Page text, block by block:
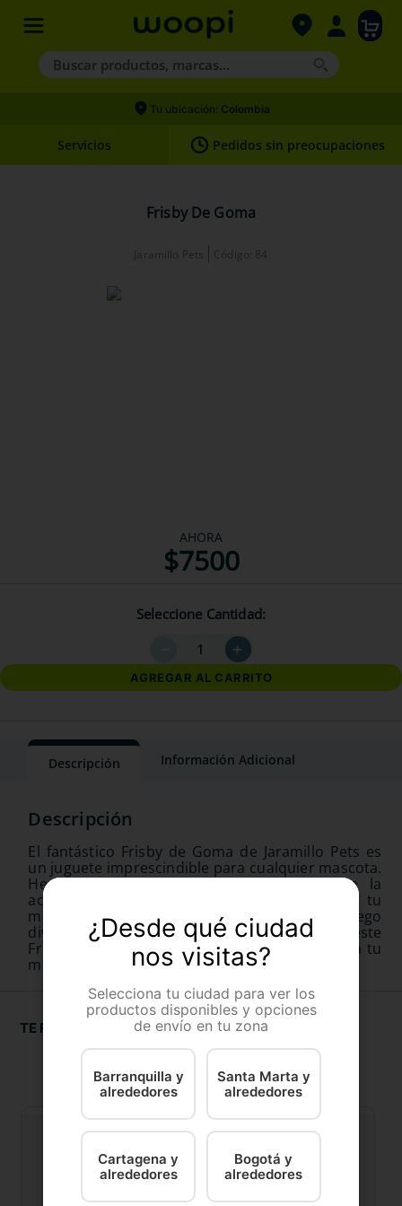
Buscar productos, marcas...
Términos más buscados
2.
hills
Tu ubicación: Colombia
Servicios Pedidos sin preocupaciones
Frisby De Goma
Jaramillo Pets Código: 84
AHORA
$7500
Seleccione Cantidad
＋
AGREGAR AL CARRITO
Descripción Información Adicional
El fantástico Frisby de Goma de Jaramillo Pets es
un juguete imprescindible para cualquier mascota.
Hecho con materiales resistentes, fomenta la
actividad física, estimula mentalmente a tu
mascota y promueve interacciones de juego
divertido entre tu perro y tú. ¡No hay duda, este
Frisby de Goma es ideal para disfrutar junto a tu
mejor amigo!
TE RECOMENDAMOS
¿Desde qué ciudad
nos visitas?
Selecciona tu ciudad para ver los
productos disponibles y opciones
de envío en tu zona
Barranquilla y
alrededores
Santa Marta y
alrededores
Cartagena y
alrededores
Bogotá y
alrededores